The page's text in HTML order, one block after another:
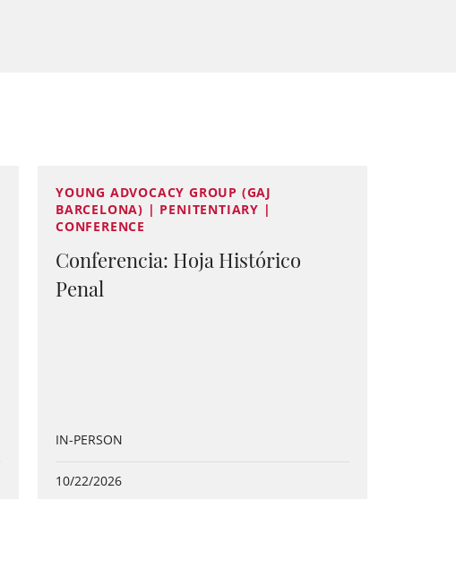
YOUNG ADVOCACY GROUP (GAJ
BARCELONA) | PENITENTIARY |
CONFERENCE
Conferencia: Hoja Histórico
Penal
IN-PERSON
10/22/2026